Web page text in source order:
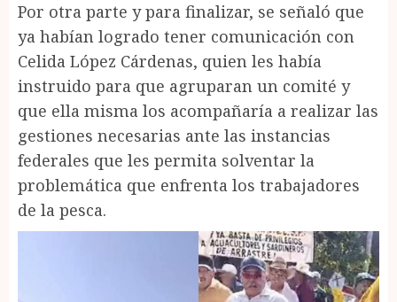
Por otra parte y para finalizar, se señaló que
ya habían logrado tener comunicación con
Celida López Cárdenas, quien les había
instruido para que agruparan un comité y
que ella misma los acompañaría a realizar las
gestiones necesarias ante las instancias
federales que les permita solventar la
problemática que enfrenta los trabajadores
de la pesca.